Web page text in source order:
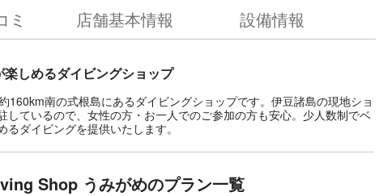
ミ 店舗基本情報 設備情報
しめるダイビングショップ
南の式根島にあるダイビングショップです。伊豆諸島の現地ショ
しているので、女性の方・お一人でのご参加の方も安心。少人数制でベ
ダイビングを提供いたします。
Shop うみがめのプラン一覧